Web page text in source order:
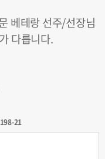
베테랑 선주/선장님
다릅니다.
21​